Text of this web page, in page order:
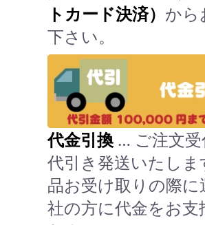
トカード決済） から
下さい。
代金引換 … ご注文受
代引き発送いたしま
品お受け取りの際に
社の方に代金をお支